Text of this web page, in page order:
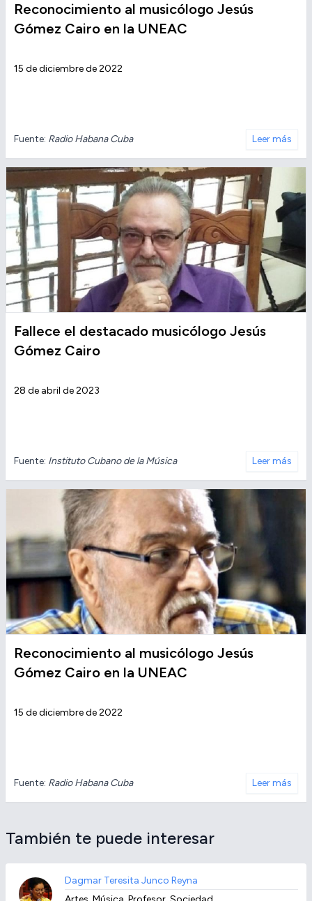
Reconocimiento al musicólogo Jesús
Gómez Cairo en la UNEAC
15 de diciembre de 2022
Fuente: Radio Habana Cuba Leer más
Fallece el destacado musicólogo Jesús
Gómez Cairo
28 de abril de 2023
Fuente: Instituto Cubano de la Música Leer más
Reconocimiento al musicólogo Jesús
Gómez Cairo en la UNEAC
15 de diciembre de 2022
Fuente: Radio Habana Cuba Leer más
También te puede interesar
Dagmar Teresita Junco Reyna